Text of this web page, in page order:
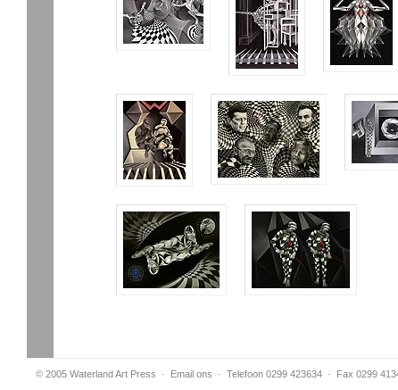
© 2005 Waterland Art Press · Email ons · Telefoon 0299 423634 · Fax 0299